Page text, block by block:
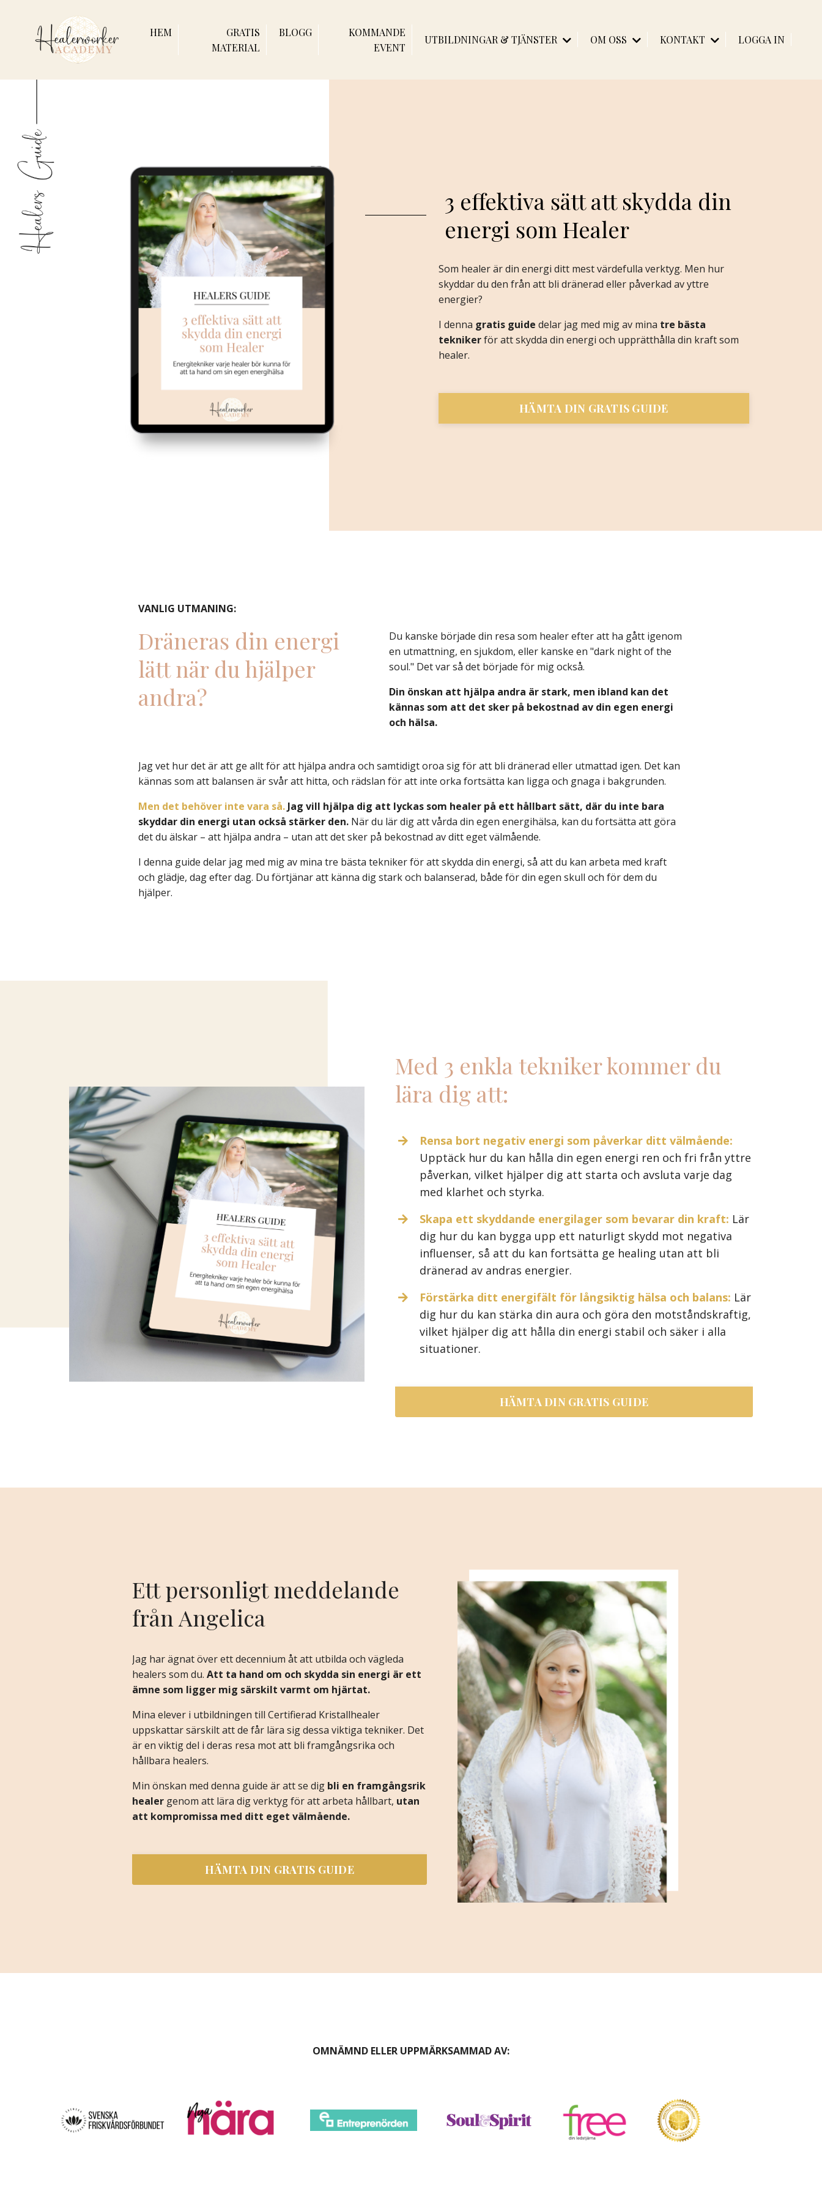
HEM
GRATIS
MATERIAL
BLOGG
KOMMANDE
EVENT
UTBILDNINGAR & TJÄNSTER OM OSS KONTAKT LOGGA IN
3 effektiva sätt att skydda din
energi som Healer
Som healer är din energi ditt mest värdefulla verktyg. Men hur
skyddar du den från att bli dränerad eller påverkad av yttre
energier?
I denna gratis guide delar jag med mig av mina tre bästa
teknikerför att skydda din energi och upprätthålla din kraft som
healer.
HÄMTA DIN GRATIS GUIDE
VANLIG UTMANING:
Dräneras din energi
lätt när du hjälper
andra?
Du kanske började din resa som healer efter att ha gått igenom
en utmattning, en sjukdom, eller kanske en "dark night of the
soul." Det var så det började för mig också.
Din önskan att hjälpa andra är stark, men ibland kan det
kännas som att det sker på bekostnad av din egen energi
och hälsa.
Jag vet hur det är att ge allt för att hjälpa andra och samtidigt oroa sig för att bli dränerad eller utmattad igen. Det kan
kännas som att balansen är svår att hitta, och rädslan för att inte orka fortsätta kan ligga och gnaga i bakgrunden.
Men det behöver inte vara så. Jag vill hjälpa dig att lyckas som healer på ett hållbart sätt, där du inte bara
skyddar din energi utan också stärker den.När du lär dig att vårda din egen energihälsa, kan du fortsätta att göra
det du älskar – att hjälpa andra – utan att det sker på bekostnad av ditt eget välmående.
I denna guide delar jag med mig av mina tre bästa tekniker för att skydda din energi, så att du kan arbeta med kraft
och glädje, dag efter dag. Du förtjänar att känna dig stark och balanserad, både för din egen skull och för dem du
hjälper.
Med 3 enkla tekniker kommer du
lära dig att:
Rensa bort negativ energi som påverkar ditt välmående:
Upptäck hur du kan hålla din egen energi ren och fri från yttre
påverkan, vilket hjälper dig att starta och avsluta varje dag
med klarhet och styrka.
Skapa ett skyddande energilager som bevarar din kraft: Lär
dig hur du kan bygga upp ett naturligt skydd mot negativa
influenser, så att du kan fortsätta ge healing utan att bli
dränerad av andras energier.
Förstärka ditt energifält för långsiktig hälsa och balans: Lär
dig hur du kan stärka din aura och göra den motståndskraftig,
vilket hjälper dig att hålla din energi stabil och säker i alla
situationer.
HÄMTA DIN GRATIS GUIDE
Ett personligt meddelande
från Angelica
Jag har ägnat över ett decennium åt att utbilda och vägleda
healers som du. Att ta hand om och skydda sin energi är ett
ämne som ligger mig särskilt varmt om hjärtat.
Mina elever i utbildningen till Certifierad Kristallhealer
uppskattar särskilt att de får lära sig dessa viktiga tekniker. Det
är en viktig del i deras resa mot att bli framgångsrika och
hållbara healers.
Min önskan med denna guide är att se digbli en framgångsrik
healergenom att lära dig verktyg för att arbeta hållbart, utan
att kompromissa med ditt eget välmående.
HÄMTA DIN GRATIS GUIDE
OMNÄMND ELLER UPPMÄRKSAMMAD AV: